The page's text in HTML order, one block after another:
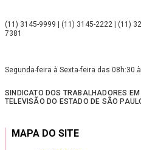
(11) 3145-9999 | (11) 3145-2222 | (11)
7381
Segunda-feira à Sexta-feira das 08h:30
SINDICATO DOS TRABALHADORES
TELEVISÃO DO ESTADO DE SÃO
MAPA DO SITE